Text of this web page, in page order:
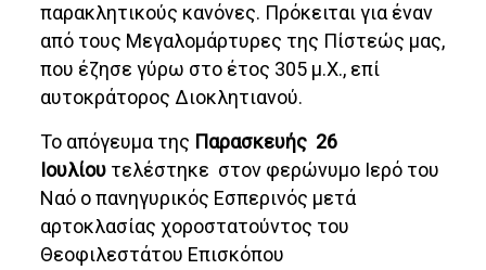
παρακλητικούς κανόνες. Πρόκειται για έναν
από τους Μεγαλομάρτυρες της Πίστεώς μας,
που έζησε γύρω στο έτος 305 μ.Χ., επί
αυτοκράτορος Διοκλητιανού.
Το απόγευμα της Παρασκευής 26
Ιουλίου τελέστηκε στον φερώνυμο Ιερό του
Ναό ο πανηγυρικός Εσπερινός μετά
αρτοκλασίας χοροστατούντος του
Θεοφιλεστάτου Επισκόπου